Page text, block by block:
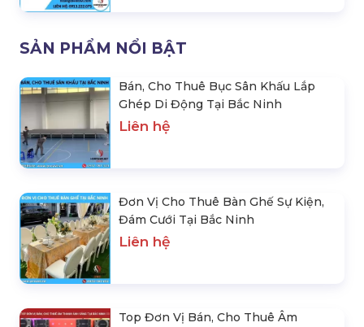
SẢN PHẨM NỔI BẬT
Bán, Cho Thuê Bục Sân Khấu Lắp
Ghép Di Động Tại Bắc Ninh
Liên hệ
Đơn Vị Cho Thuê Bàn Ghế Sự Kiện,
Đám Cưới Tại Bắc Ninh
Liên hệ
Top Đơn Vị Bán, Cho Thuê Âm